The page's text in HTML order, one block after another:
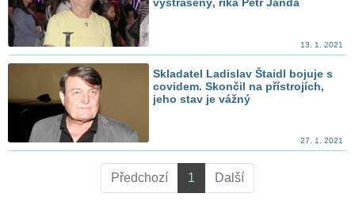
vystrašený, říká Petr Janda
13. 1. 2021
Skladatel Ladislav Štaidl bojuje s
covidem. Skončil na přístrojích,
jeho stav je vážný
27. 1. 2021
Předchozí 1 Další